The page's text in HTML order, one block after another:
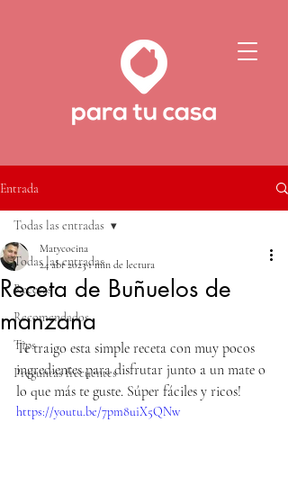
Entrada
Todas las entradas
Recetas
Recomendados
Tips
Preguntas frecuentes
Todas las entradas
Receta de Buñuelos de
manzana
Matycocina
24 abr 20231 min de lectura
Te traigo esta simple receta con muy pocos
ingredientes para disfrutar junto a un mate o
lo que más te guste. Súper fáciles y ricos!
https://youtu.be/7pm8uiX5QNw